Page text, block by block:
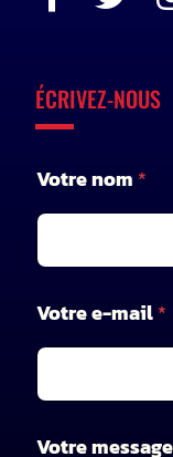
ÉCRIVEZ-NOUS
Votre nom *
o
t
r
e
m
Votre e-mail*
Votre message